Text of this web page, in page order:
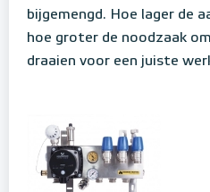
bijgemengd. Hoe lager de
hoe groter de noodzaak
draaien voor een juiste